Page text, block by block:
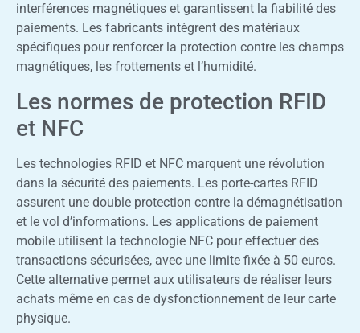
interférences magnétiques et garantissent la fiabilité des
paiements. Les fabricants intègrent des matériaux
spécifiques pour renforcer la protection contre les champs
magnétiques, les frottements et l’humidité.
Les normes de protection RFID
et NFC
Les technologies RFID et NFC marquent une révolution
dans la sécurité des paiements. Les porte-cartes RFID
assurent une double protection contre la démagnétisation
et le vol d’informations. Les applications de paiement
mobile utilisent la technologie NFC pour effectuer des
transactions sécurisées, avec une limite fixée à 50 euros.
Cette alternative permet aux utilisateurs de réaliser leurs
achats même en cas de dysfonctionnement de leur carte
physique.